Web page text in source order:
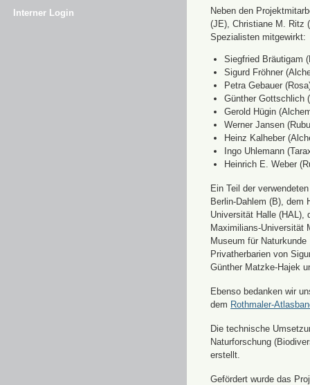
Interner Login
Neben den
(JE), Christiane M. Ritz
Spezialisten mitgewirkt:
Siegfried Bräutigam
Sigurd Fröhner
Petra Gebauer
Günther Gottschlich
Gerold Hügin
Werner Jansen
Heinz Kalheber
Ingo Uhlemann
Heinrich E. Weber
Ein Teil der
Berlin-Dahlem (B), dem
Universität Halle (HAL),
Maximilians-Universität
Museum für
Privatherbarien von
Günther Matzke-Hajek
Ebenso bedanken wir
dem Rothmaler-
Die technische
Naturforschung
erstellt.
Gefördert wurde das